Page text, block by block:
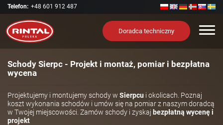
Telefon: +48 601 912 487
Doradca techniczny
Schody Sierpc - Projekt i montaż, pomiar i bezpłatna
wycena
Projektujemy i montujemy schody w Sierpcu i okolicach. Poznaj
koszt wykonania schodów i umów się na pomiar z naszym doradcą
w Twojej miejscowości. Zamów schody i zyskaj bezpłatną wycenę i
projekt